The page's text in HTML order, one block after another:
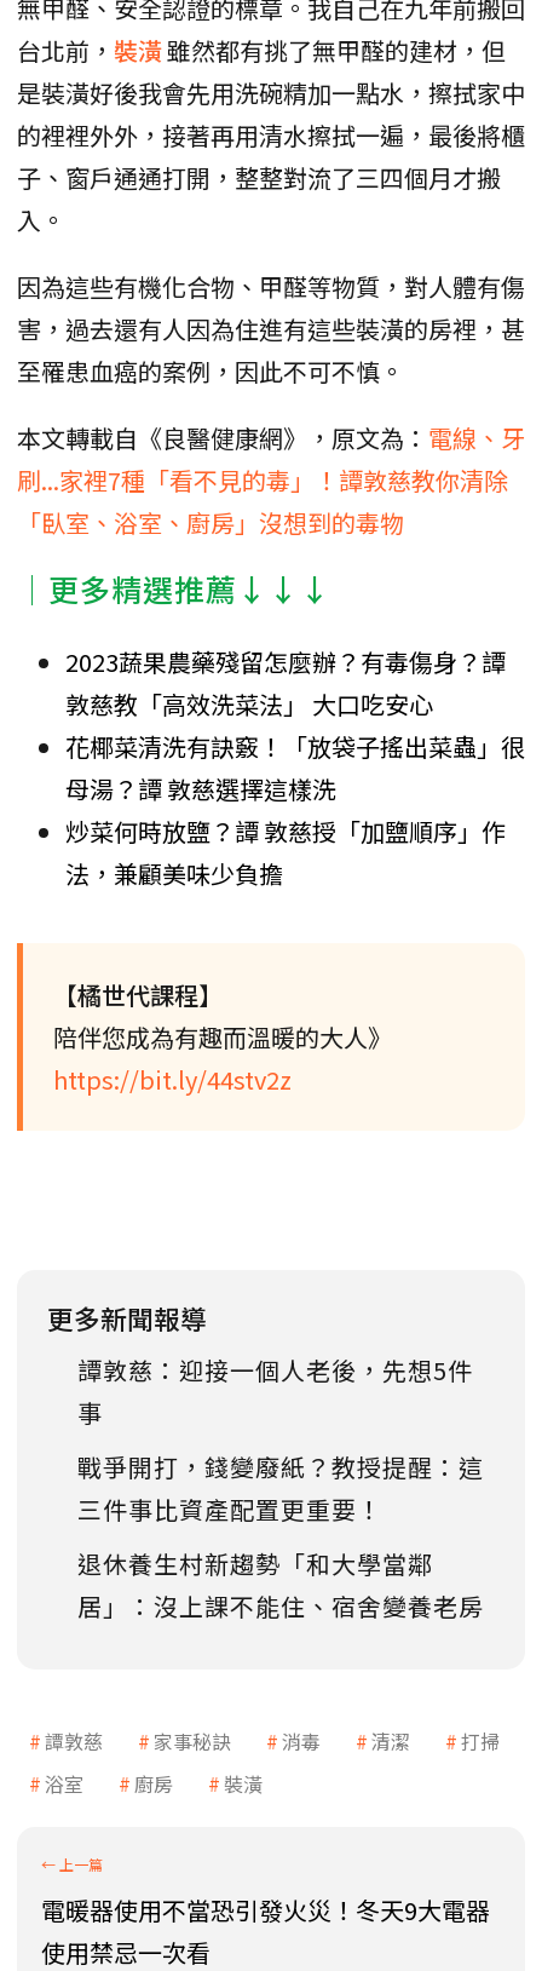
無甲醛、安全認證的標章。我自己在九年前搬回
台北前， 裝潢雖然都有挑了無甲醛的建材，但
是裝潢好後我會先用洗碗精加一點水，擦拭家中
的裡裡外外，接著再用清水擦拭一遍，最後將櫃
子、窗戶通通打開，整整對流了三四個月才搬
入。
因為這些有機化合物、甲醛等物質，對人體有傷
害，過去還有人因為住進有這些裝潢的房裡，甚
至罹患血癌的案例，因此不可不慎。
本文轉載自《良醫健康網》，原文為： 電線、牙
刷...家裡7種「看不見的毒」！譚敦慈教你清除
「臥室、浴室、廚房」沒想到的毒物
│更多精選推薦↓↓↓
2023蔬果農藥殘留怎麼辦？有毒傷身？譚
敦慈教「高效洗菜法」 大口吃安心
花椰菜清洗有訣竅！「放袋子搖出菜蟲」很
母湯？譚 敦慈選擇這樣洗
炒菜何時放鹽？譚 敦慈授「加鹽順序」作
法，兼顧美味少負擔
【橘世代課程】
陪伴您成為有趣而溫暖的大人》
https://bit.ly/44stv2z
更多新聞報導
譚敦慈：迎接一個人老後，先想5件
事
戰爭開打，錢變廢紙？教授提醒：這
三件事比資產配置更重要！
退休養生村新趨勢「和大學當鄰
居」：沒上課不能住、宿舍變養老房
譚敦慈 家事秘訣 消毒 清潔
打掃
浴室
廚房 裝潢
電暖器使用不當恐引發火災！冬天9大電器
使用禁忌一次看